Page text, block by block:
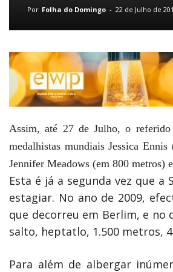
Por Folha do Domingo - 22 de Julho de
Assim, até 27 de Julho, o referido
medalhistas mundiais Jessica
Jennifer Meadows (em 800 metros)
Esta é já a segunda vez que
estagiar. No ano de 2009,
que decorreu em Berlim, e no
salto, heptatlo, 1.500 metros,
Para além de albergar